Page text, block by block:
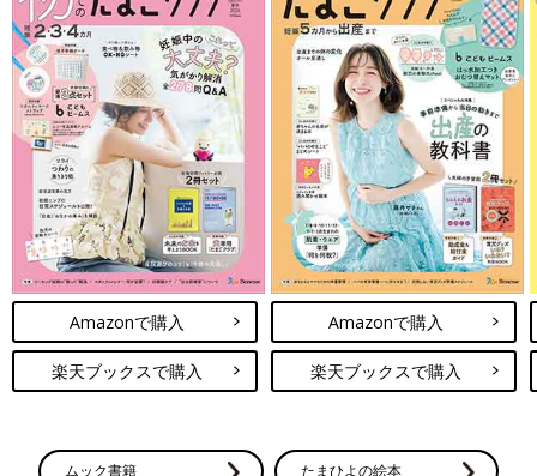
Amazonで購入
楽天ブックスで購入
Amazonで購入
楽天ブックスで購入
ムック書籍 たまひよの絵本